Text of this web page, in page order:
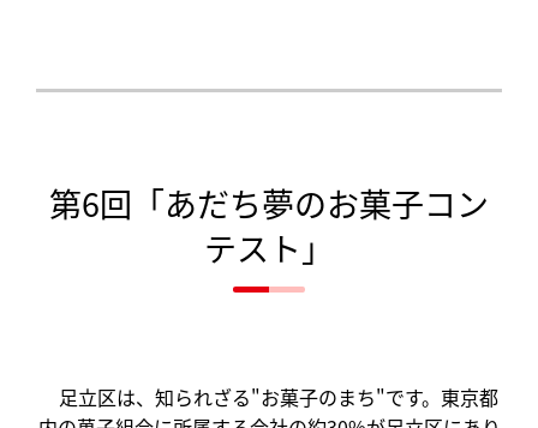
第6回「あだち夢のお菓子コン
テスト」
足立区は、知られざる"お菓子のまち"です。東京都